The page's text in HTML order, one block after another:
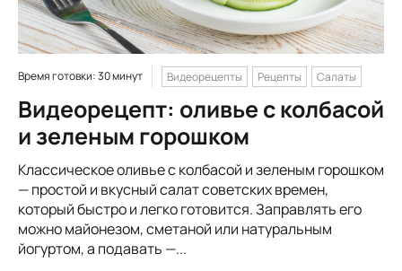
Время готовки: 30 минут Видеорецепты Рецепты Салаты
Видеорецепт: оливье с колбасой
и зеленым горошком
Классическое оливье с колбасой и зеленым горошком
— простой и вкусный салат советских времен,
который быстро и легко готовится. Заправлять его
можно майонезом, сметаной или натуральным
йогуртом, а подавать —...